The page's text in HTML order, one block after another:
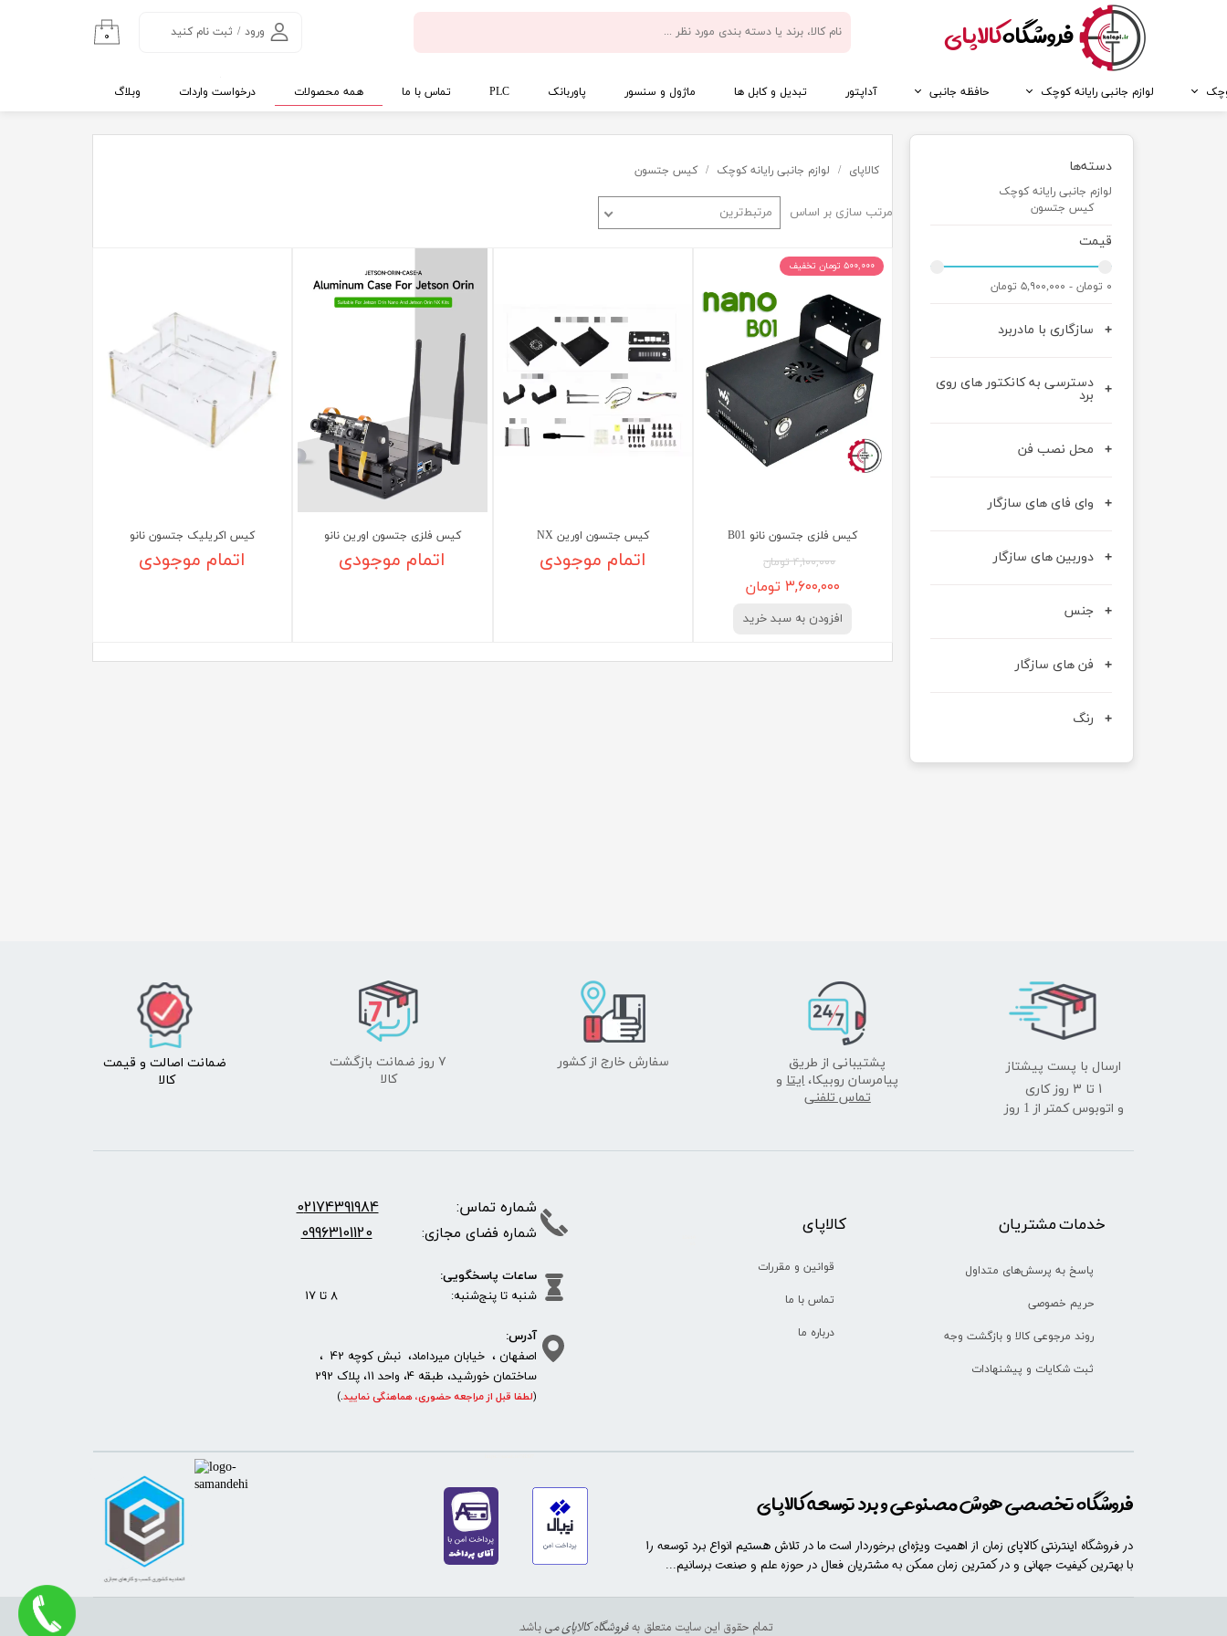
​فروشگاهکالاپای ورود / ثبت نام کنید
تغییر گذر واژه
۰
لوازم جانبی رایانه کوچک حافظه جانبی آداپتور تبدیل و کابل ها ماژول و سنسور پاوربانک PLC تماس با ما همه محصولات درخواست واردات وبلاگ
دسته‌ها
لوازم جانبی رایانه کوچک
کیس جتسون
قیمت
۰ تومان - ۵,۹۰۰,۰۰۰ تومان
سازگاری با مادربرد
دسترسی به کانکتور های روی
برد
محل نصب فن
وای فای های سازگار
دوربین های سازگار
جنس
فن های سازگار
رنگ
کالاپای لوازم جانبی رایانه کوچک کیس جتسون
مرتب سازی بر اساس مرتبط‌ترین
کیس فلزی جتسون نانو B01
۴,۱۰۰,۰۰۰ تومان
۳,۶۰۰,۰۰۰ تومان
افزودن به سبد خرید
۵۰۰,۰۰۰ تومان تخفیف
کیس جتسون اورین NX
اتمام موجودی
کیس فلزی جتسون اورین نانو
اتمام موجودی
کیس اکریلیک جتسون نانو
اتمام موجودی
تمام حقوق این سایت متعلق بهفروشگاه کالاپای می باشد.
ارسال با پست پیشتاز
​​​​​​​1 تا 3 روز کاری
و اتوبوس کمتر از 1 روز
پشتیبانی از طریق
پیامرسان روبیکا، ایتا و
تماس تلفنی
سفارش خارج از کشور
۷ روز ضمانت بازگشت
​​​​​​​کالا
ضمانت اصالت و قیمت​​​​​​​
کالا ​​​​​​​
خدمات مشتریان
پاسخ به پرسش‌های متداول
حریم خصوصی
روند مرجوعی کالا و بازگشت وجه
ثبت شکایات و پیشنهادات
​​کالاپای
قوانین و مقررات
تماس با ما
درباره ما
فروشگاه تخصصی هوش مصنوعی و برد توسعه کالاپای
در فروشگاه اینترنتی کالاپای زمان از اهمیت ویژه‌ای برخوردار است ما در تلاش هستیم انواع برد توسعه را
با​​​ بهترین کیفیت جهانی و در کمترین زمان ممکن به مشتریان فعال در حوزه علم و صنعت برسانیم...
شماره تماس: 02174391984
شماره فضای مجازی: 09963101120
ساعات پاسخگویی:
شنبه تا پنج‌شنبه: 8 تا 17
آدرس:
اصفهان ، خیابان میرداماد، نبش کوچه 42 ،
ساختمان خورشید، طبقه 4، واحد 11، پلاک 292
(لطفا قبل از مراجعه حضوری، هماهنگی نمایید.
)